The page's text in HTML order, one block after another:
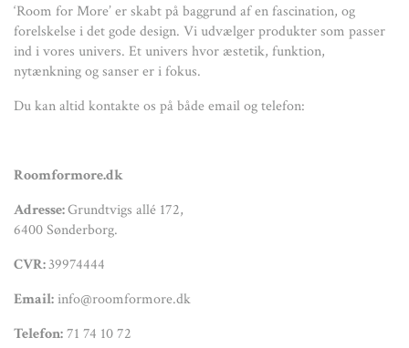
‘Room for More’ er skabt på baggrund af en fascination, og
forelskelse i det gode design. Vi udvælger produkter som passer
ind i vores univers. Et univers hvor æstetik, funktion,
nytænkning og sanser er i fokus.
Du kan altid kontakte os på både email og telefon:
Roomformore.dk
Adresse:Grundtvigs allé 172,
6400 Sønderborg.
CVR:39974444
Email:info@roomformore.dk
Telefon:71 74 10 72